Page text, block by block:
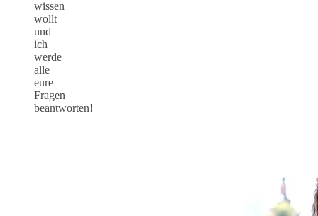
wissen
wollt
und
ich
werde
alle
eure
Fragen
beantworten!